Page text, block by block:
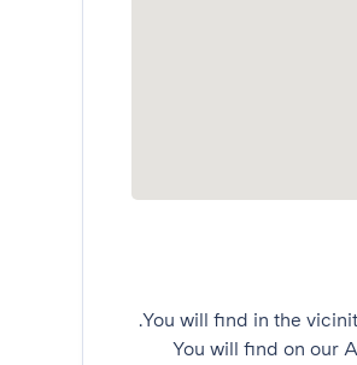
You will find on our